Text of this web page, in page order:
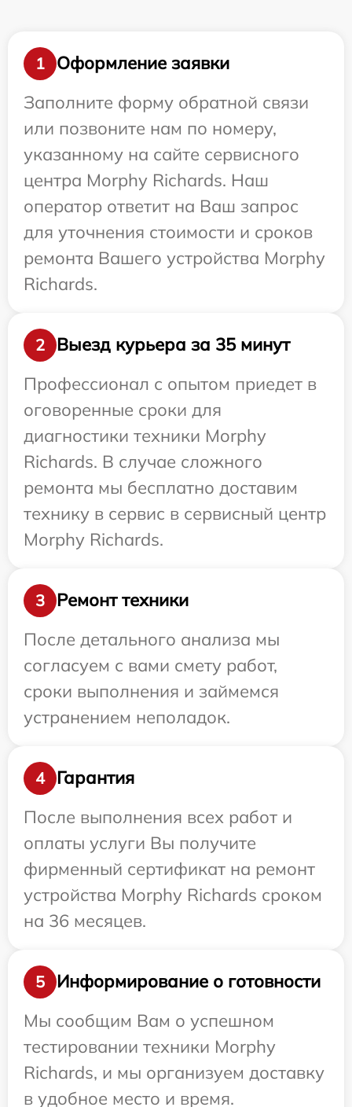
1
Оформление заявки
Заполните форму обратной связи
или позвоните нам по номеру,
указанному на сайте сервисного
центра Morphy Richards. Наш
оператор ответит на Ваш запрос
для уточнения стоимости и сроков
ремонта Вашего устройства Morphy
Richards.
2
Выезд курьера за 35 минут
Профессионал с опытом приедет в
оговоренные сроки для
диагностики техники Morphy
Richards. В случае сложного
ремонта мы бесплатно доставим
технику в сервис в сервисный центр
Morphy Richards.
3
Ремонт техники
После детального анализа мы
согласуем с вами смету работ,
сроки выполнения и займемся
устранением неполадок.
4
Гарантия
После выполнения всех работ и
оплаты услуги Вы получите
фирменный сертификат на ремонт
устройства Morphy Richards сроком
на 36 месяцев.
5
Информирование о готовности
Мы сообщим Вам о успешном
тестировании техники Morphy
Richards, и мы организуем доставку
в удобное место и время.